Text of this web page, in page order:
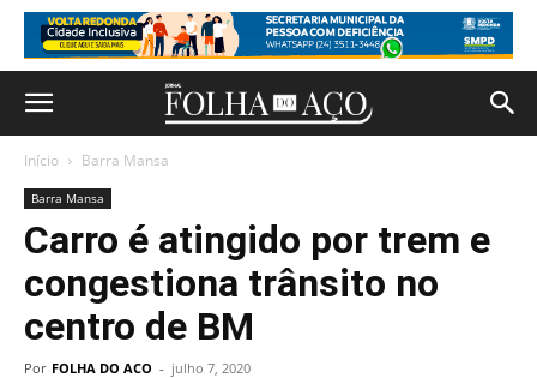
Início Barra Mansa
Barra Mansa
Carro é atingido por trem e
congestiona trânsito no
centro de BM
Por FOLHA DO ACO - julho 7, 2020